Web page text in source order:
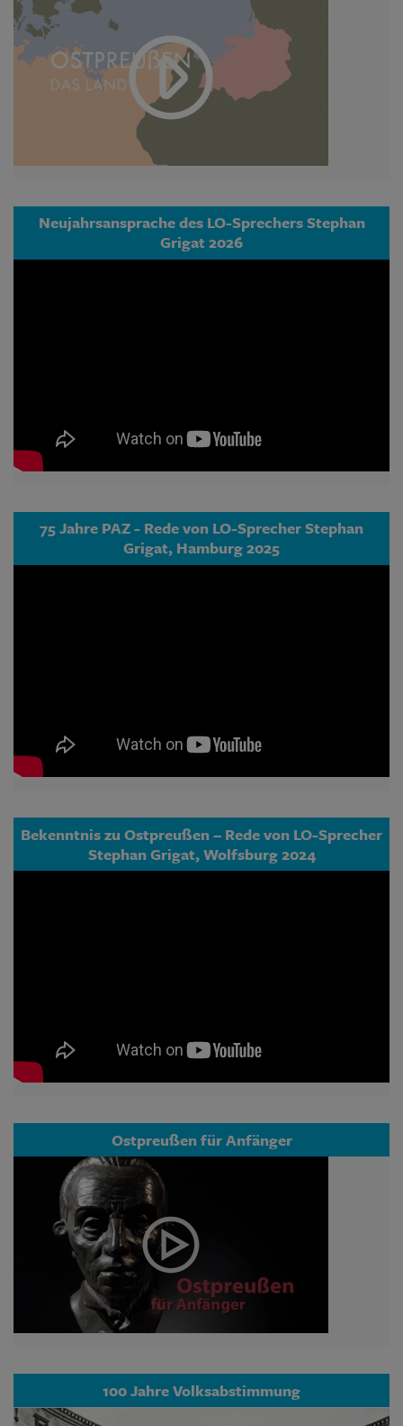
Neujahrsansprache des LO-Sprechers Stephan
Grigat 2026
75 Jahre PAZ - Rede von LO-Sprecher Stephan
Grigat, Hamburg 2025
Bekenntnis zu Ostpreußen – Rede von LO-Sprecher
Stephan Grigat, Wolfsburg 2024
Ostpreußen für Anfänger
100 Jahre Volksabstimmung